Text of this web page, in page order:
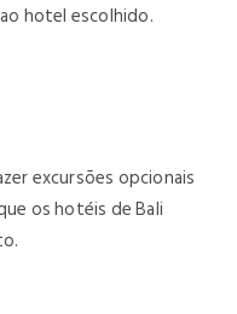
hotel escolhido.
excursões opcionais
os hotéis de Bali